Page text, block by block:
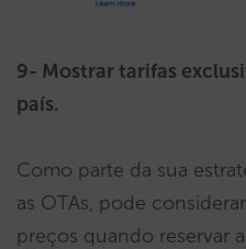
9- Mostrar tarifas
país.
Como parte da sua
as OTAs, pode
preços quando reservar